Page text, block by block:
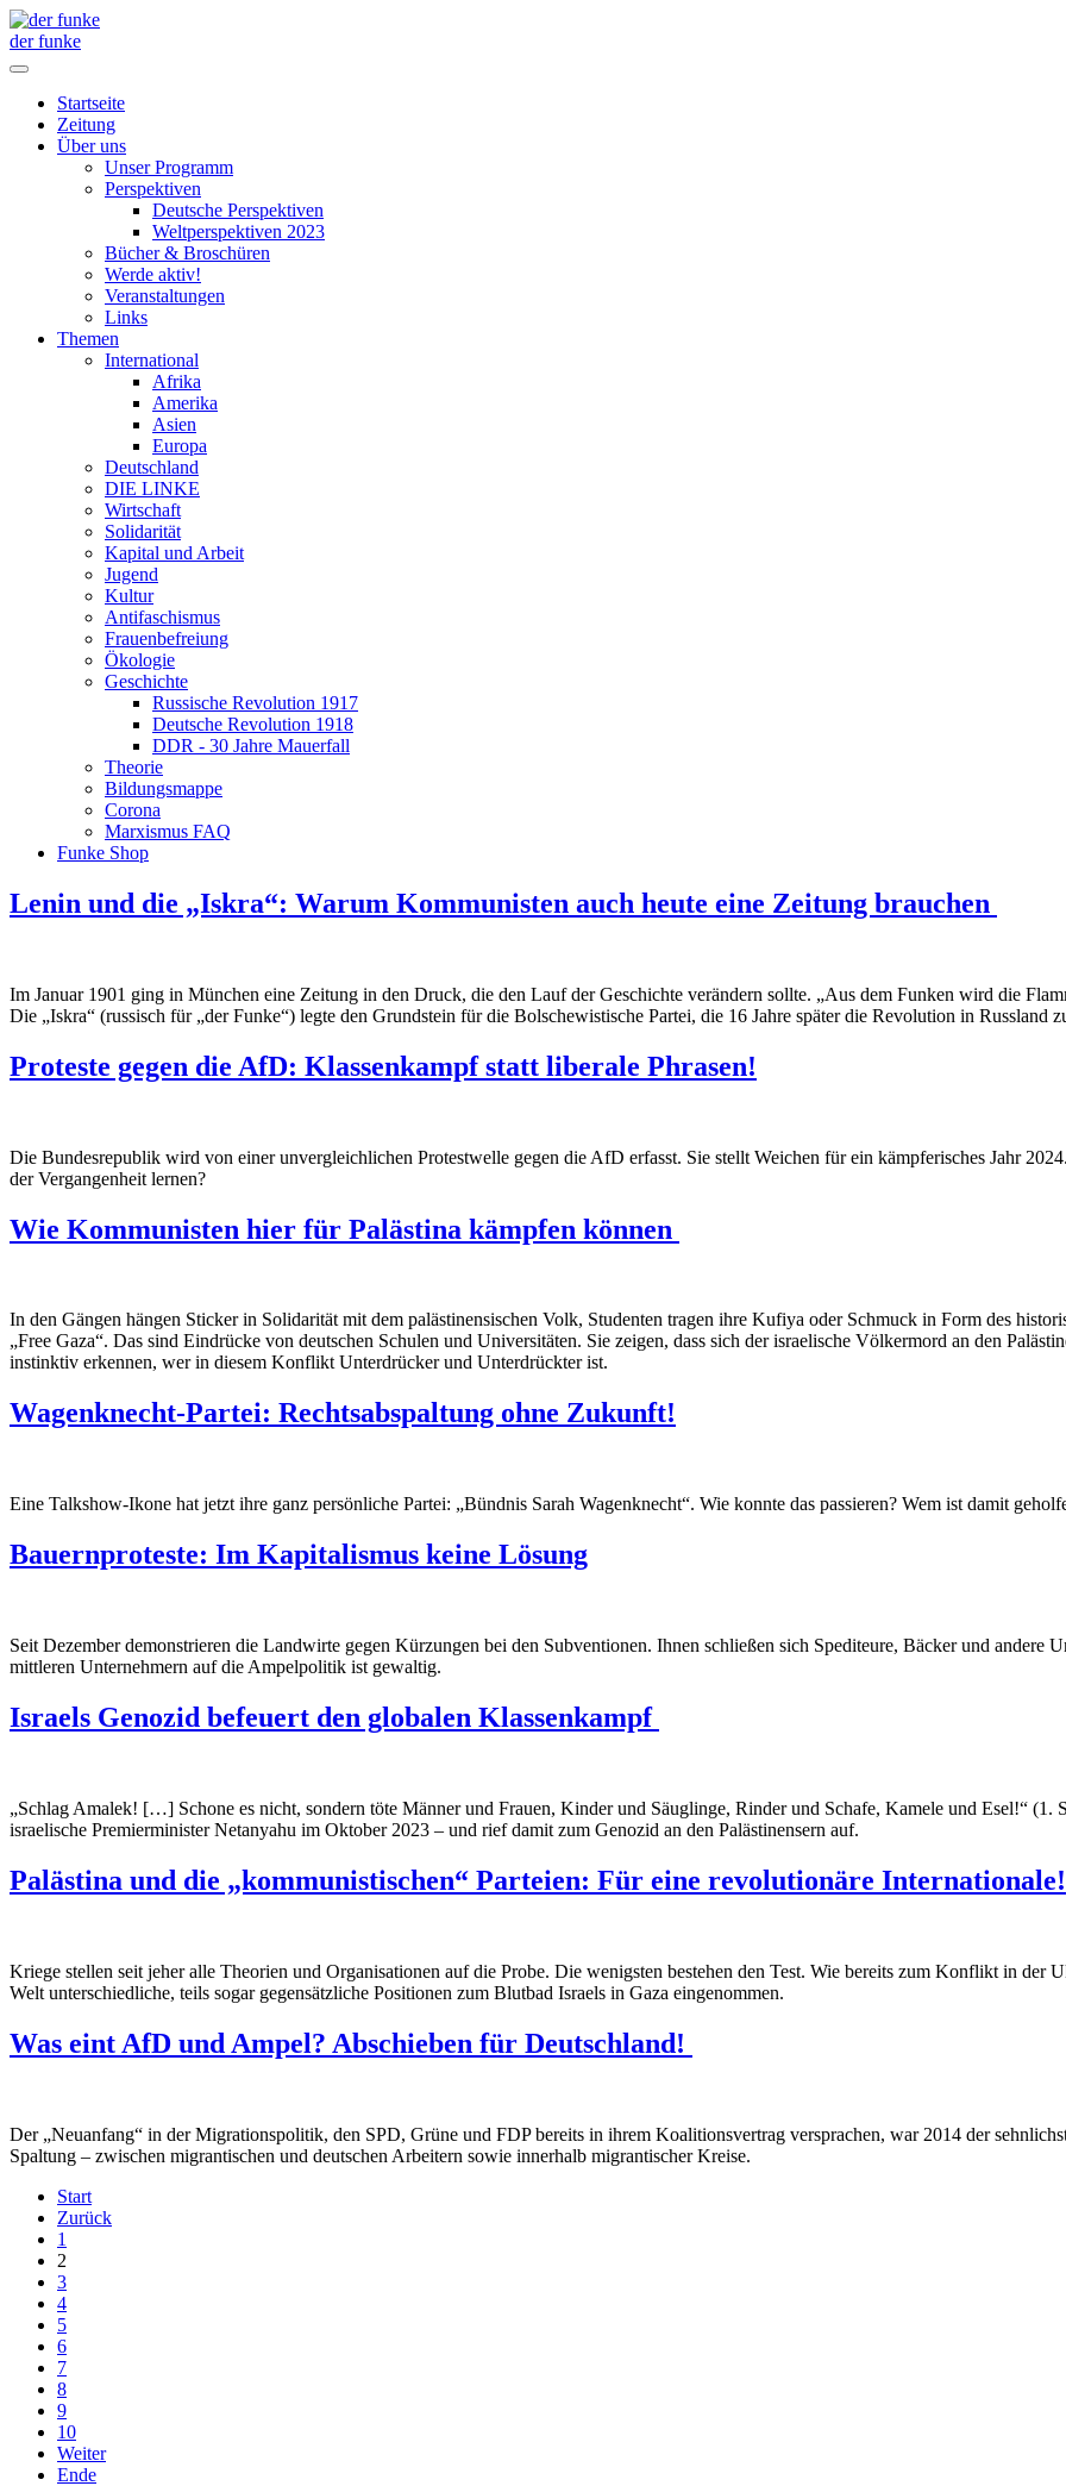
der funke
Startseite
Zeitung
Über uns
Unser Programm
Perspektiven
Deutsche Perspektiven
Weltperspektiven 2023
Bücher & Broschüren
Werde aktiv!
Veranstaltungen
Links
Themen
International
Afrika
Amerika
Asien
Europa
Deutschland
DIE LINKE
Wirtschaft
Solidarität
Kapital und Arbeit
Jugend
Kultur
Antifaschismus
Frauenbefreiung
Ökologie
Geschichte
Russische Revolution 1917
Deutsche Revolution 1918
DDR - 30 Jahre Mauerfall
Theorie
Bildungsmappe
Corona
Marxismus FAQ
Funke Shop
Lenin und die „Iskra“: Warum Kommunisten auch heute eine Zeitung brauchen
Im Januar 1901 ging in München eine Zeitung in den Druck, die den Lauf der Geschichte verändern sollte. „Aus dem Funken wird die
Die „Iskra“ (russisch für „der Funke“) legte den Grundstein für die Bolschewistische Partei, die 16 Jahre später die Revolution in Russland
Proteste gegen die AfD: Klassenkampf statt liberale Phrasen!
Die Bundesrepublik wird von einer unvergleichlichen Protestwelle gegen die AfD erfasst. Sie stellt Weichen für ein kämpferisches Jahr
der Vergangenheit lernen?
Wie Kommunisten hier für Palästina kämpfen können
In den Gängen hängen Sticker in Solidarität mit dem palästinensischen Volk, Studenten tragen ihre Kufiya oder Schmuck in Form des
„Free Gaza“. Das sind Eindrücke von deutschen Schulen und Universitäten. Sie zeigen, dass sich der israelische Völkermord an den
instinktiv erkennen, wer in diesem Konflikt Unterdrücker und Unterdrückter ist.
Wagenknecht-Partei: Rechtsabspaltung ohne Zukunft!
Eine Talkshow-Ikone hat jetzt ihre ganz persönliche Partei: „Bündnis Sarah Wagenknecht“. Wie konnte das passieren? Wem ist damit
Bauernproteste: Im Kapitalismus keine Lösung
Seit Dezember demonstrieren die Landwirte gegen Kürzungen bei den Subventionen. Ihnen schließen sich Spediteure, Bäcker und andere
mittleren Unternehmern auf die Ampelpolitik ist gewaltig.
Israels Genozid befeuert den globalen Klassenkampf
„Schlag Amalek! […] Schone es nicht, sondern töte Männer und Frauen, Kinder und Säuglinge, Rinder und Schafe, Kamele und Esel!“ (1.
israelische Premierminister Netanyahu im Oktober 2023 – und rief damit zum Genozid an den Palästinensern auf.
Palästina und die „kommunistischen“ Parteien: Für eine revolutionäre Internationale!
Kriege stellen seit jeher alle Theorien und Organisationen auf die Probe. Die wenigsten bestehen den Test. Wie bereits zum Konflikt in der
Welt unterschiedliche, teils sogar gegensätzliche Positionen zum Blutbad Israels in Gaza eingenommen.
Was eint AfD und Ampel? Abschieben für Deutschland!
Der „Neuanfang“ in der Migrationspolitik, den SPD, Grüne und FDP bereits in ihrem Koalitionsvertrag versprachen, war 2014 der
Spaltung – zwischen migrantischen und deutschen Arbeitern sowie innerhalb migrantischer Kreise.
Start
Zurück
1
2
3
4
5
6
7
8
9
10
Weiter
Ende